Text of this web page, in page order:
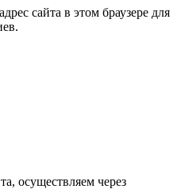
сайта в этом браузере для
осуществляем через